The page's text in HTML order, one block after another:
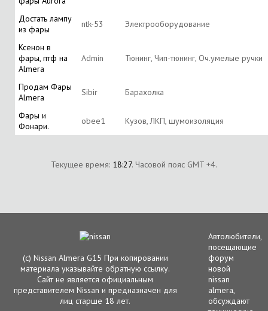
Достать лампу
из фары
ntk-53 Электрооборудование
Ксенон в
фары, птф на
Almera
Аdmin Тюнинг, Чип-тюнинг, Оч.умелые ручки
Продам Фары
Almera
Sibir Барахолка
Фары и
Фонари.
obee1 Кузов, ЛКП, шумоизоляция
Текущее время: 18:27. Часовой пояс GMT +4.
(с) Nissan Almera G15 При копировании
материала указывайте обратную ссылку.
Сайт не является официальным
представителем Nissan и предназначен для
лиц старше 18 лет.
Автолюбители,
посещающие
форум
новой
nissan
almera,
обсуждают